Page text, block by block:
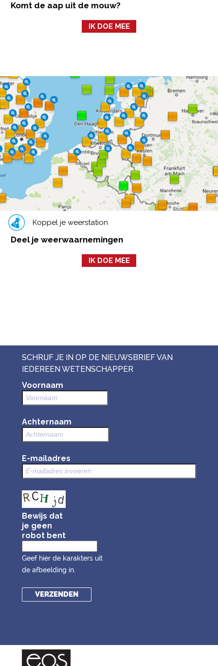
Komt de aap uit de mouw?
IK DOE MEE
Koppel je weerstation
Deel je weerwaarnemingen
IK DOE MEE
SCHRIJF JE IN OP DE NIEUWSBRIEF VAN
IEDEREEN WETENSCHAPPER
Voornaam
Achternaam
E-mailadres
Bewijs dat
je geen
robot bent
Geef hier de karakters uit
de afbeelding in.